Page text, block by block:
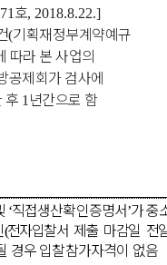
호, 2018.8.22.]
(기획재정부계약예규
따라 본 사업의
공제회가 검사에
후 1년간으로 함
‘직접생산확인증명서’가 중
(전자입찰서 제출 마감일 전
경우 입찰참가자격이 없음